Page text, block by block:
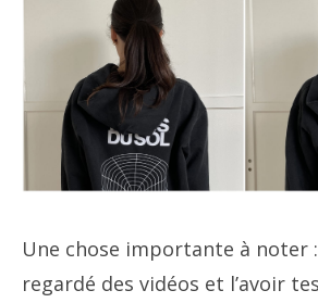
Une chose importante à noter
regardé des vidéos et l’avoir